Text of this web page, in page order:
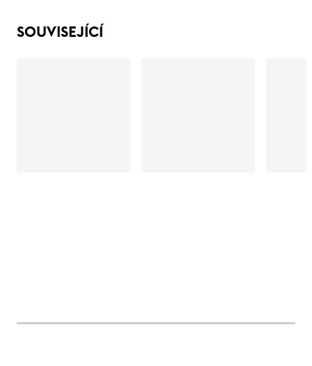
SOUVISEJÍCÍ